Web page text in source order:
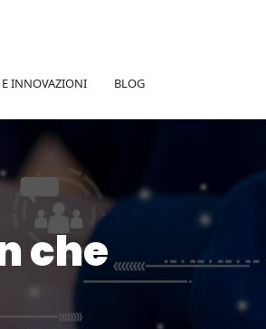
E INNOVAZIONI BLOG
che